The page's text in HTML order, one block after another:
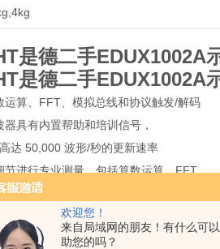
欢迎您！
来自局域网的朋友！有什么可
助您的吗？
是德二手EDUX1002A
是德二手EDUX1002A
运算、FFT、模拟总线和协议触发/解码
具有内置帮助和培训信号，
达 50,000 波形/秒的更新速率
节进行专业测量，包括算数运算、FFT、
了解如何使用；示波器具有内置帮助和培
您的示波器功能
国是德EDUX1002A示波器,EDUX1002A价